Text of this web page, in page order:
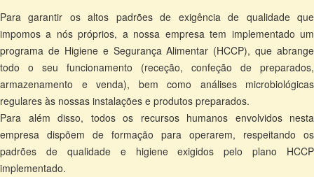
Para garantir os altos padrões de exigência de qualidade que
impomos a nós próprios, a nossa empresa tem implementado um
programa de Higiene e Segurança Alimentar (HCCP), que abrange
todo o seu funcionamento (receção, confeção de preparados,
armazenamento e venda), bem como análises microbiológicas
regulares às nossas instalações e produtos preparados.
Para além disso, todos os recursos humanos envolvidos nesta
empresa dispõem de formação para operarem, respeitando os
padrões de qualidade e higiene exigidos pelo plano HCCP
implementado.